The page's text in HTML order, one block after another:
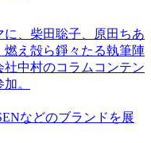
に、柴田聡子、原田ちあ
燃え殻ら錚々たる執筆陣
中村のコラムコンテン
。
などのブランドを展